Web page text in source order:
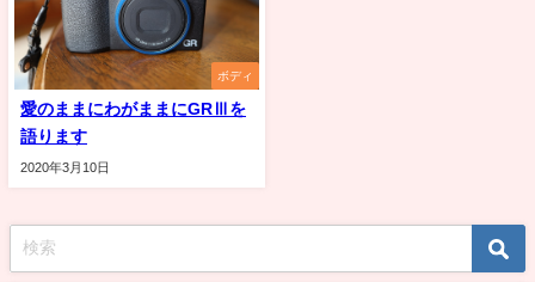
ボディ
愛のままにわがままにGRⅢを
語ります
2020年3月10日